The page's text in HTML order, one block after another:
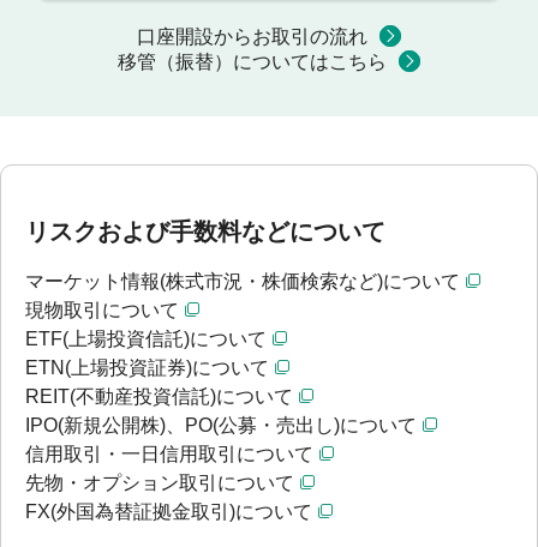
口座開設からお取引の流れ
移管（振替）についてはこちら
リスクおよび手数料などについて
マーケット情報(株式市況・株価検索など)について
現物取引について
ETF(上場投資信託)について
ETN(上場投資証券)について
REIT(不動産投資信託)について
IPO(新規公開株)、PO(公募・売出し)について
信用取引・一日信用取引について
先物・オプション取引について
FX(外国為替証拠金取引)について